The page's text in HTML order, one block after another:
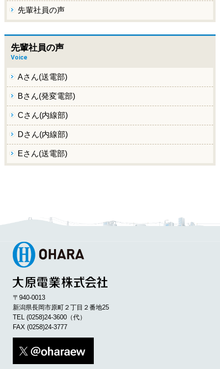
先輩社員の声
先輩社員の声
Voice
Aさん(送電部)
Bさん(発変電部)
Cさん(内線部)
Dさん(内線部)
Eさん(送電部)
〒940-0013
新潟県長岡市原町２丁目２番地25
TEL(0258)24-3600 （代）
FAX (0258)24-3777